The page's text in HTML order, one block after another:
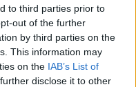
to third parties prior to
out of the further
by third parties on the
This information may
on the IAB’s List of
disclose it to other
de minden
a hétköznapok függönye
nőt a jól legyártott álarcok
novellákat,